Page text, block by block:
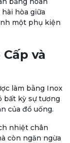
hòa giữa
một phụ kiện
và
làm bằng Inox
bất kỳ sự tương
của đồ uống.
nhiệt chân
còn ngăn ngừa